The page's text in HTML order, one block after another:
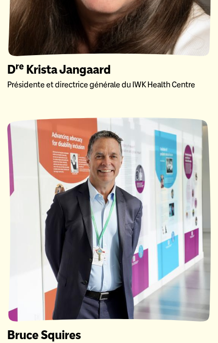
Dre Krista Jangaard
Présidente et directrice générale du IWK Health Centre
Bruce Squires